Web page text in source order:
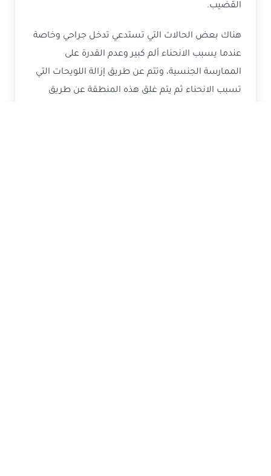
القضيب.
هناك بعض الحالات التي تستدعي تدخل جراحي وخاصة
عندما يسبب الانحناء ألم كبير وعدم القدرة على
الممارسة الجنسية، وتتم عن طريق إزالة اللويحات التي
تسبب الانحناء ثم يتم غلق هذه المنطقة عن طريق